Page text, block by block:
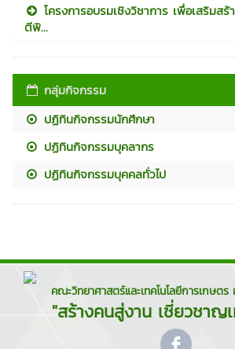
โครงการอบรมเชิงวิชาการ เพื่อเสริมส
ตีพิ...
กลุ่มกิจกรรม
ปฏิทินกิจกรรมนักศึกษา
ปฏิทินกิจกรรมบุคลากร
ปฏิทินกิจกรรมบุคคลทั่วไป
คณะวิทยาศาสตร์และเทคโนโลยีการเกษตร
"สร้างคนสู่งาน เชี่ยวชาญ